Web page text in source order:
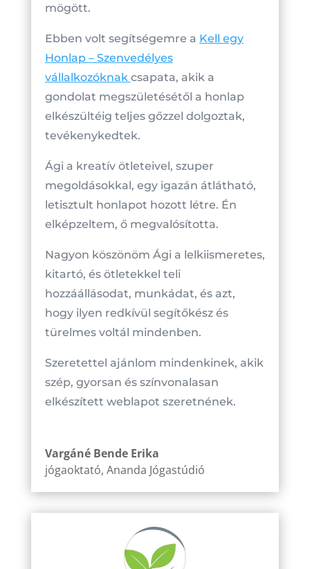
mögött.
Ebben volt segítségemre a Kell egy
Honlap – Szenvedélyes
vállalkozóknak csapata, akik a
gondolat megszületésétől a honlap
elkészültéig teljes gőzzel dolgoztak,
tevékenykedtek.
Ági a kreatív ötleteivel, szuper
megoldásokkal, egy igazán átlátható,
letisztult honlapot hozott létre. Én
elképzeltem, ő megvalósította.
Nagyon köszönöm Ági a lelkiismeretes,
kitartó, és ötletekkel teli
hozzáállásodat, munkádat, és azt,
hogy ilyen redkívül segítőkész és
türelmes voltál mindenben.
Szeretettel ajánlom mindenkinek, akik
szép, gyorsan és színvonalasan
elkészített weblapot szeretnének.
Vargáné Bende Erika
jógaoktató, Ananda Jógastúdió